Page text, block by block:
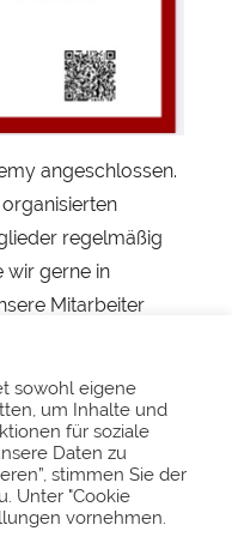
angeschlossen.
regelmäßig
wir gerne in
Mitarbeiter
sowohl eigene
um Inhalte und
für soziale
Daten zu
stimmen Sie der
Unter "Cookie
vornehmen.